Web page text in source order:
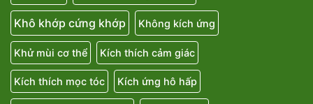
Khô khớp cứng khớp Không kích ứng
Khử mùi cơ thể Kích thích cảm giác
Kích thích mọc tóc Kích ứng hô hấp